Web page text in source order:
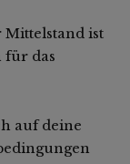
ist
für das
auf deine